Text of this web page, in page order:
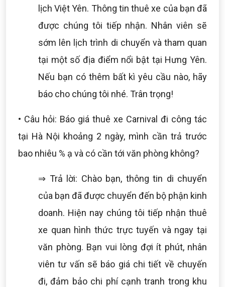
lịch Việt Yên. Thông tin thuê xe của bạn đã
được chúng tôi tiếp nhận. Nhân viên sẽ
sớm lên lịch trình di chuyển và tham quan
tại một số địa điểm nổi bật tại Hưng Yên.
Nếu bạn có thêm bất kì yêu cầu nào, hãy
báo cho chúng tôi nhé. Trân trọng!
• Câu hỏi: Báo giá thuê xe Carnival đi công tác
tại Hà Nội khoảng 2 ngày, mình cần trả trước
bao nhiêu % ạ và có cần tới văn phòng không?
⇒ Trả lời: Chào bạn, thông tin di chuyển
của bạn đã được chuyển đến bộ phận kinh
doanh. Hiện nay chúng tôi tiếp nhận thuê
xe quan hình thức trực tuyến và ngay tại
văn phòng. Bạn vui lòng đợi ít phút, nhân
viên tư vấn sẽ báo giá chi tiết về chuyến
đi, đảm bảo chi phí cạnh tranh trong khu